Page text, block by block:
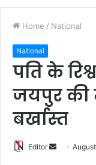
Home / National
National
पति के
जयपुर की
बर्खास्त
Editor